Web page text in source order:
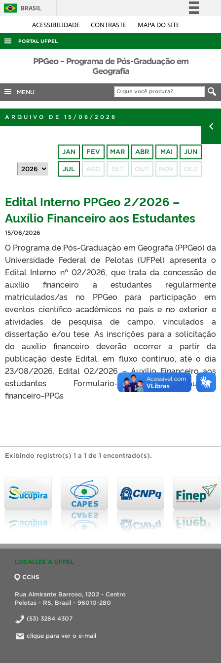
ACESSIBILIDADE CONTRASTE MAPA DO SITE
BRASIL
Simplifique!
Acesso à informação
Legislação
Canais
PORTAL UFPEL
ACESSO À INFORMAÇÃO
COBALTO
CONCURSOS
PORTARIAS
PPGeo – Programa de Pós-Graduação em
Geografia
MENU
ARQUIVO DE 15/06/2026
JAN FEV MAR ABR MAI JUN
JUL AGO SET OUT NOV DEZ
Edital Interno PPGeo 2/2026 –
Auxílio Financeiro aos Estudantes
15/06/2026
O Programa de Pós-Graduação em Geografia (PPGeo) da
Universidade Federal de Pelotas (UFPel) apresenta o
Edital Interno nº 02/2026, que trata da concessão de
auxílio financeiro a estudantes regularmente
matriculados/as no PPGeo para participação em
eventos científico acadêmicos no país e no exterior e
atividades de pesquisa de campo, vinculados a
dissertação e/ou tese. As inscrições para a solicitação
do auxílio financeiro deverão ocorrer a partir da
publicação deste Edital, em fluxo contínuo, até o dia
23/08/2026. Edital 02/2026 – Auxilio Financeiro aos
estudantes Formulario-de-solicitacao-de-auxilio-
financeiro-PPGs
Exibindo registro(s) 1 a 1 de 1 encontrado(s).
LOCALIZE A UFPEL
CCHS
Rua Almirante Barroso, 1202 - Centro
Pelotas - RS, Brasil - 96010-280
(53) 3284 4307
clique para ver o e-mail